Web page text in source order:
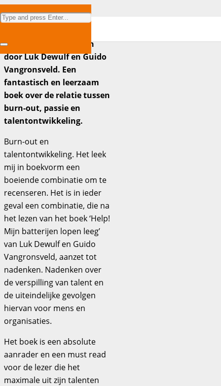
Lees de boekbespreking
lopen leeg’, geschreven
door Luk Dewulf en Guido
Vangronsveld. Een
fantastisch en leerzaam
boek over de relatie tussen
burn-out, passie en
talentontwikkeling.
Burn-out en
talentontwikkeling. Het leek
mij in boekvorm een
boeiende combinatie om te
recenseren. Het is in ieder
geval een combinatie, die na
het lezen van het boek ‘Help!
Mijn batterijen lopen leeg’
van Luk Dewulf en Guido
Vangronsveld, aanzet tot
nadenken. Nadenken over
de verspilling van talent en
de uiteindelijke gevolgen
hiervan voor mens en
organisaties.
Het boek is een absolute
aanrader en een must read
voor de lezer die het
maximale uit zijn talenten